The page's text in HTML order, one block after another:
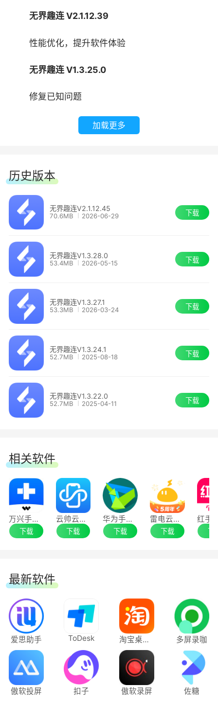
2、详细日志中会呈现近期连接记录，还可根
无界趣连怎么登录
1、可以选择验证码登录，
2、也可以选择密码登录或者扫码登录。
无界趣连怎么关闭开机自启动
无界趣连 V2.1.12.39
性能优化，提升软件体验
无界趣连 V1.3.25.0
修复已知问题
加载更多
历史版本
无界趣连V2.1.12.45
70.6MB 2026-06-29 下载
无界趣连V1.3.28.0
53.4MB 2026-05-15 下载
无界趣连V1.3.27.1
53.3MB 2026-03-24 下载
无界趣连V1.3.24.1
52.7MB 2025-08-18 下载
无界趣连V1.3.22.0
52.7MB 2025-04-11 下载
相关软件
万兴手机管家
下载
云帅云手机
下载
华为手机助手
下载
雷电云手机
下载 下
最新软件
爱思助手 ToDesk 淘宝桌面版 多屏录咖
傲软投屏 扣子 傲软录屏 佐糖